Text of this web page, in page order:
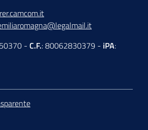
- C.F.: 80062830379 - iPA: